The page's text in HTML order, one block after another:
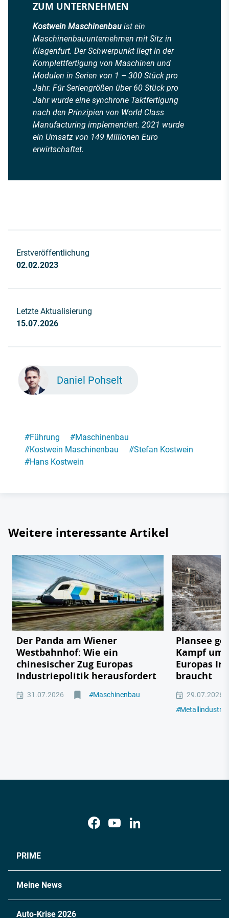
ZUM UNTERNEHMEN
Kostwein Maschinenbau ist ein
Maschinenbauunternehmen mit Sitz in
Klagenfurt. Der Schwerpunkt liegt in der
Komplettfertigung von Maschinen und
Modulen in Serien von 1 – 300 Stück pro
Jahr. Für Seriengrößen über 60 Stück pro
Jahr wurde eine synchrone Taktfertigung
nach den Prinzipien von World Class
Manufacturing implementiert. 2021 wurde
ein Umsatz von 149 Millionen Euro
erwirtschaftet.
Erstveröffentlichung
02.02.2023
Letzte Aktualisierung
15.07.2026
Daniel Pohselt
#Führung #Maschinenbau
#Kostwein Maschinenbau #Stefan Kostwein
#Hans Kostwein
Weitere interessante Artikel
Der Panda am Wiener
Westbahnhof: Wie ein
chinesischer Zug Europas
Industriepolitik herausfordert
31.07.2026 #Maschinenbau
Plansee
Kampf um
Europas
braucht
29.07.2026
#Metallindustrie
PRIME
Meine News
Auto-Krise 2026